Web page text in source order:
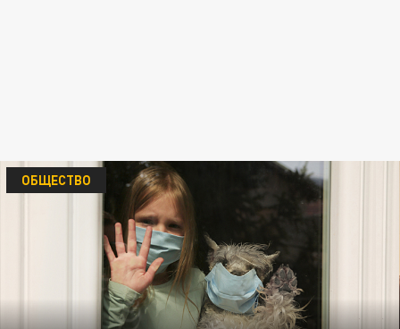
ОБЩЕСТВО